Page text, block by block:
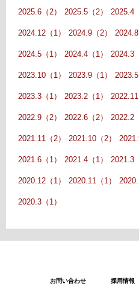
2025.6（2） 2025.5（2） 2025.4
2024.12（1） 2024.9（2） 2024.8
2024.5（1） 2024.4（1） 2024.3
2023.10（1） 2023.9（1） 2023.5
2023.3（1） 2023.2（1） 2022.11
2022.9（2） 2022.6（2） 2022.2
2021.11（2） 2021.10（2）
2021.6（1） 2021.4（1） 2021.3
2020.12（1） 2020.11（1）
2020.3（1）
お問い合わせ 採用情報